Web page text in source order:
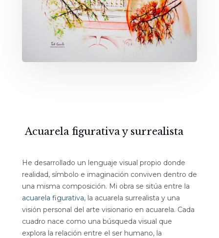
Acuarela figurativa y surrealista
He desarrollado un lenguaje visual propio donde
realidad, símbolo e imaginación conviven dentro de
una misma composición. Mi obra se sitúa entre la
acuarela figurativa, la acuarela surrealista y una
visión personal del arte visionario en acuarela. Cada
cuadro nace como una búsqueda visual que
explora la relación entre el ser humano, la